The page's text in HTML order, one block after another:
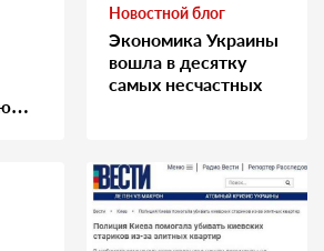
Новостной блог
Экономика Украины
вошла в десятку
самых несчастных